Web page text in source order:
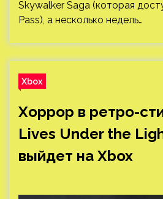
Skywalker Saga (которая
Pass), а несколько недель…
Xbox
Хоррор в ретро-
Lives Under the
выйдет на Xbox